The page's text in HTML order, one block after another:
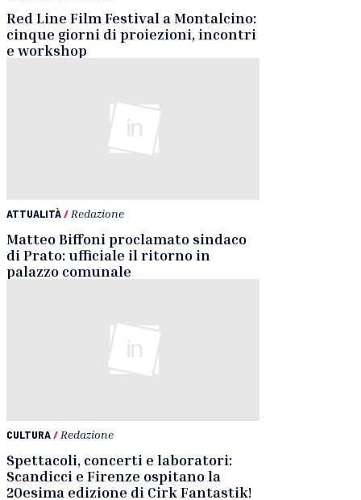
Red Line Film Festival a Montalcino:
cinque giorni di proiezioni, incontri
e workshop
ATTUALITÀ/ Redazione
Matteo Biffoni proclamato sindaco
di Prato: ufficiale il ritorno in
palazzo comunale
CULTURA/ Redazione
Spettacoli, concerti e laboratori:
Scandicci e Firenze ospitano la
20esima edizione di Cirk Fantastik!